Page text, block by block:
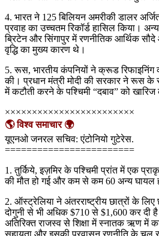
4. भारत ने 125 बिलियन अमरीकी डालर
प्रवाह का उच्चतम रिकॉर्ड हासिल किया।
ब्रिटेन और सिंगापुर में रणनीतिक आर्थिक
वृद्धि का मुख्य कारण थे।
5. रूस, भारतीय कंपनियों ने क्रूड रिफाइनिंग
की। प्रधान मंत्री मोदी की सरकार ने रूस
में कटौती करने के पश्चिमी “दबाव” को खारिज
××××××××××××××××××××××××
🌎 विश्व समाचार 🌍
यूएनओ जनरल सचिव: एंटोनियो गुटेरेस.
========================
1. तुर्किये, इज़मिर के पश्चिमी प्रांत में एक
की मौत हो गई और कम से कम 60 अन्य घायल
2. ऑस्ट्रेलिया ने अंतरराष्ट्रीय छात्रों के
दोगुनी से भी अधिक $710 से $1,600 कर दी
अतिरिक्त राजस्व से शिक्षा में स्नातक ऋण में
सहायता और इसकी प्रवासन रणनीति के चल